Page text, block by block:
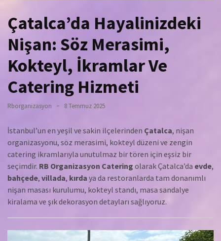
Çatalca’da Hayalinizdeki
Nişan: Söz Merasimi,
Kokteyl, İkramlar Ve
Catering Hizmeti
Rborganizasyon 8 Temmuz 2025
İstanbul’un en yeşil ve sakin ilçelerinden Çatalca, nişan
organizasyonu, söz merasimi, kokteyl düzeni ve zengin
catering ikramlarıyla unutulmaz bir tören için eşsiz bir
seçimdir. RB Organizasyon Catering olarak Çatalca’da evde,
bahçede, villada, kırda ya da restoranlarda tam donanımlı
nişan masası kurulumu, kokteyl standı, masa sandalye
kiralama ve şık dekorasyon detayları sağlıyoruz.